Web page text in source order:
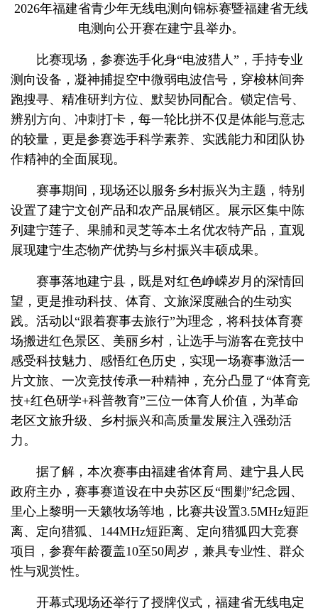
2026年福建省青少年无线电测向锦标赛暨福建省无线
电测向公开赛在建宁县举办。
比赛现场，参赛选手化身“电波猎人”，手持专业
测向设备，凝神捕捉空中微弱电波信号，穿梭林间奔
跑搜寻、精准研判方位、默契协同配合。锁定信号、
辨别方向、冲刺打卡，每一轮比拼不仅是体能与意志
的较量，更是参赛选手科学素养、实践能力和团队协
作精神的全面展现。
赛事期间，现场还以服务乡村振兴为主题，特别
设置了建宁文创产品和农产品展销区。展示区集中陈
列建宁莲子、果脯和灵芝等本土名优农特产品，直观
展现建宁生态物产优势与乡村振兴丰硕成果。
赛事落地建宁县，既是对红色峥嵘岁月的深情回
望，更是推动科技、体育、文旅深度融合的生动实
践。活动以“跟着赛事去旅行”为理念，将科技体育赛
场搬进红色景区、美丽乡村，让选手与游客在竞技中
感受科技魅力、感悟红色历史，实现一场赛事激活一
片文旅、一次竞技传承一种精神，充分凸显了“体育竞
技+红色研学+科普教育”三位一体育人价值，为革命
老区文旅升级、乡村振兴和高质量发展注入强劲活
力。
据了解，本次赛事由福建省体育局、建宁县人民
政府主办，赛事赛道设在中央苏区反“围剿”纪念园、
里心上黎明一天籁牧场等地，比赛共设置3.5MHz短距
离、定向猎狐、144MHz短距离、定向猎狐四大竞赛
项目，参赛年龄覆盖10至50周岁，兼具专业性、群众
性与观赏性。
开幕式现场还举行了授牌仪式，福建省无线电定